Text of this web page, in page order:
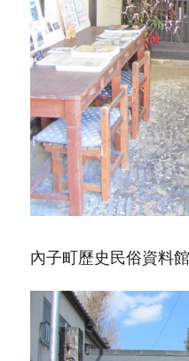
內子町歷史民俗資料